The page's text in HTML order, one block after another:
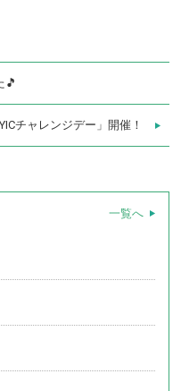
🎵
チャレンジデー」開催！
一覧へ